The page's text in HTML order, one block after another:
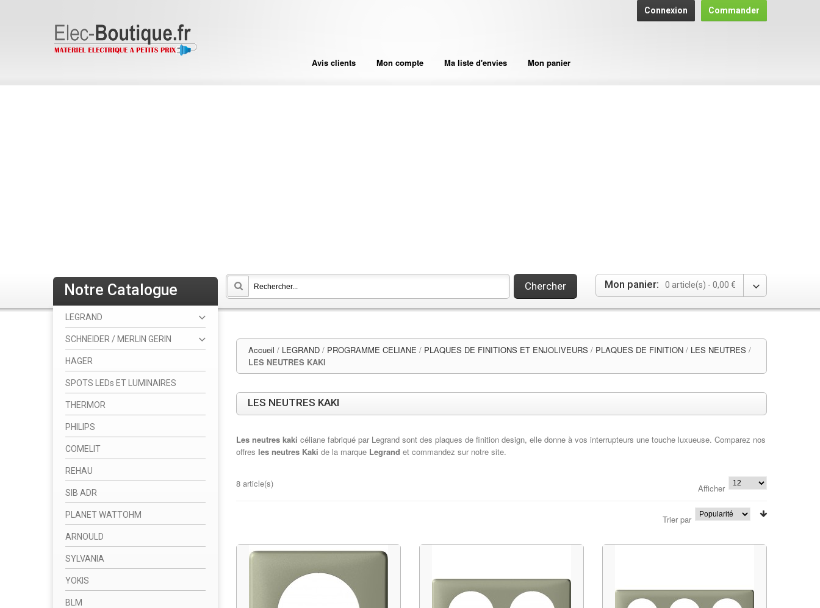
Connexion Commander
Avis clients Mon compte Ma liste d'envies Mon panier
Mon panier: 0 article(s) - 0,00 €
Chercher
Accueil / LEGRAND / PROGRAMME CELIANE / PLAQUES DE FINITIONS ET ENJOLIVEURS / PLAQUES DE FINITION / LES NEUTRES /
LES NEUTRES KAKI
LES NEUTRES KAKI
Les neutres kaki céliane fabriqué par Legrand sont des plaques de finition design, elle donne à vos interrupteurs une touche luxueuse. Comparez nos
offres les neutres Kaki de la marque Legrand et commandez sur notre site.
8 article(s) Afficher
Trier par
Notre Catalogue
LEGRAND
SCHNEIDER / MERLIN GERIN
HAGER
SPOTS LEDs ET LUMINAIRES
THERMOR
PHILIPS
COMELIT
REHAU
SIB ADR
PLANET WATTOHM
ARNOULD
SYLVANIA
YOKIS
BLM